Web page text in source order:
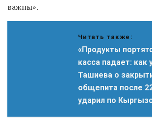
важны».
Читать также:
«Продукты
касса падает: как
Ташиева о
общепита после
ударил по